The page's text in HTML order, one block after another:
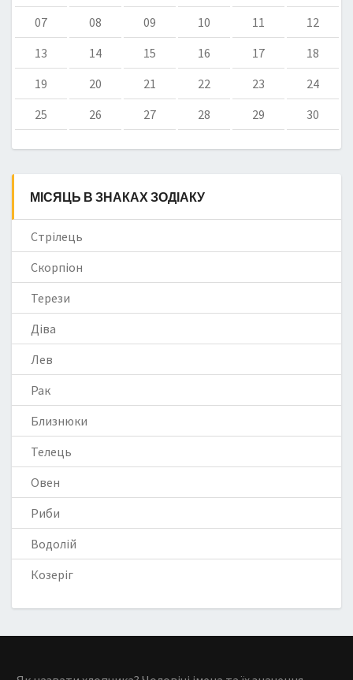
07
08 09 10 11
12
13
14 15 16 17
18
19
20 21 22 23
24
25
26 27 28 29 30
МІСЯЦЬ В ЗНАКАХ ЗОДІАКУ
Стрілець
Скорпіон
Терези
Діва
Лев
Рак
Близнюки
Телець
Овен
Риби
Водолій
Козеріг